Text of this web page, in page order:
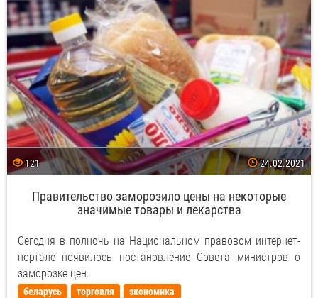
121 24.02.2021
Правительство заморозило цены на некоторые
значимые товары и лекарства
Сегодня в полночь на Национальном правовом интернет-
портале появилось постановление Совета министров о
заморозке цен.
беларусь торговля экономика